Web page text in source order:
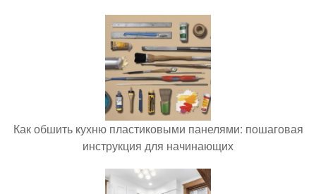
Как обшить кухню пластиковыми панелями: пошаговая
инструкция для начинающих